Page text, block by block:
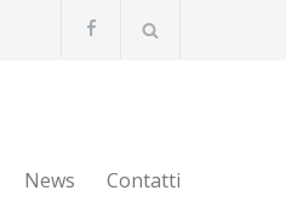
News Contatti